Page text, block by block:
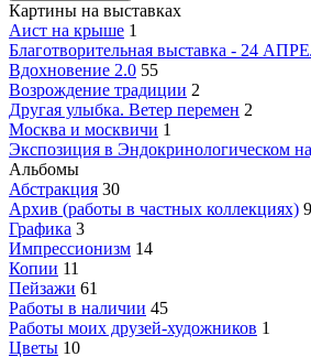
Картины на выставках
Аист на крыше 1
Благотворительная выставка - 24
Вдохновение 2.0 55
Возрождение традиции 2
Другая улыбка. Ветер перемен 2
Москва и москвичи 1
Экспозиция в Эндокринологическом
Альбомы
Абстракция 30
Архив (работы в частных коллекциях)
Графика 3
Импрессионизм 14
Копии 11
Пейзажи 61
Работы в наличии 45
Работы моих друзей-художников 1
Цветы 10